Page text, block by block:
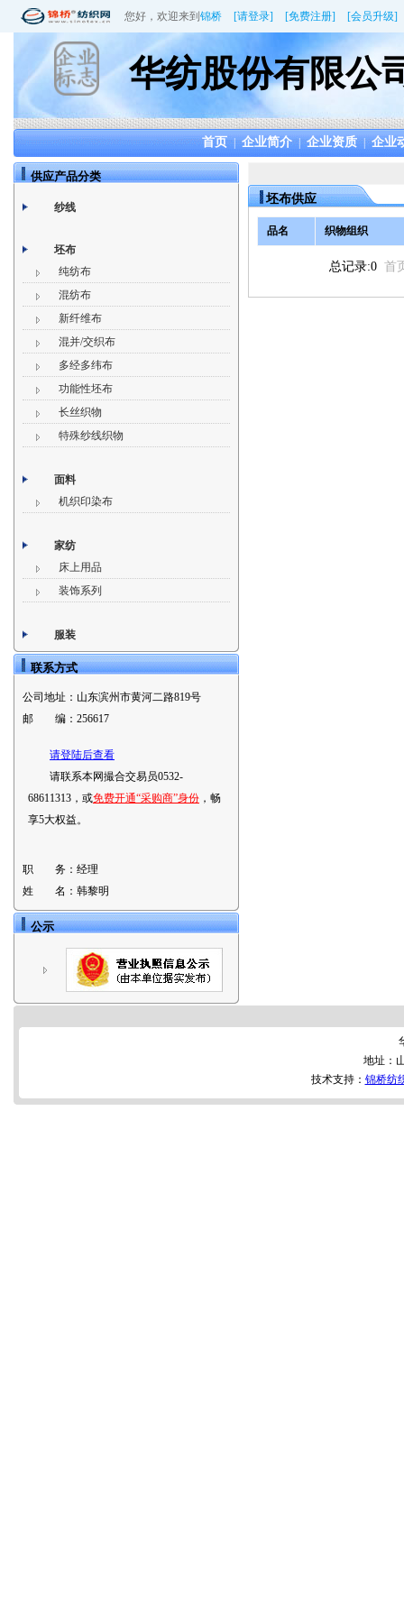
您好，欢迎来到 锦桥 [请登录] [免费注册] [会员升级]
华纺股份有限公
首页 | 企业简介 | 企业资质 | 企业
供应产品分类
纱线
坯布
纯纺布
混纺布
新纤维布
混并/交织布
多经多纬布
功能性坯布
长丝织物
特殊纱线织物
面料
机织印染布
家纺
床上用品
装饰系列
服装
联系方式
公司地址： 山东滨州市黄河二路819号
邮 编： 256617
请登陆后查看
请联系本网撮合交易员0532-
68611313，或免费开通“采购商”身份 ，畅
享5大权益。
职 务： 经理
姓 名： 韩黎明
公示
坯布供应
品名 织物组织
总记录:0 首
地址：
技术支持： 锦桥纺